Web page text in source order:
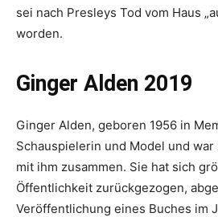
sei nach Presleys Tod vom Haus
worden.
Ginger Alden 2019
Ginger Alden, geboren 1956 in
Schauspielerin und Model und war
mit ihm zusammen. Sie hat sich
Öffentlichkeit zurückgezogen,
Veröffentlichung eines Buches im